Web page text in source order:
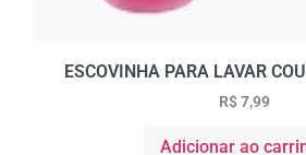
ESCOVINHA PARA LAVAR
R$7,99
Adicionar ao